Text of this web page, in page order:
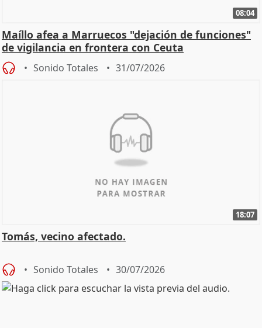
08:04
Maíllo afea a Marruecos "dejación de funciones"
de vigilancia en frontera con Ceuta
Sonido Totales 31/07/2026
18:07
Tomás, vecino afectado.
Sonido Totales 30/07/2026